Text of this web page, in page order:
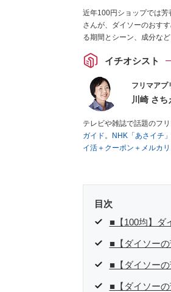
近年100円ショップでは
さんが、ダイソーのおす
る期間とシーン、成分な
イチオシスト
フリマアプ
川崎 さち
テレビや雑誌で話題のフ
ガイド。 NHK「あさイチ」
イ活＋クーポン＋メルカ
■経歴：2003年、夫が子
いた時間でできるオーク
を生活の一部に取り入れ
た消費税増税の社会にお
目次
■【100均】ダ
■【ダイソー
■【ダイソー
■【ダイソー